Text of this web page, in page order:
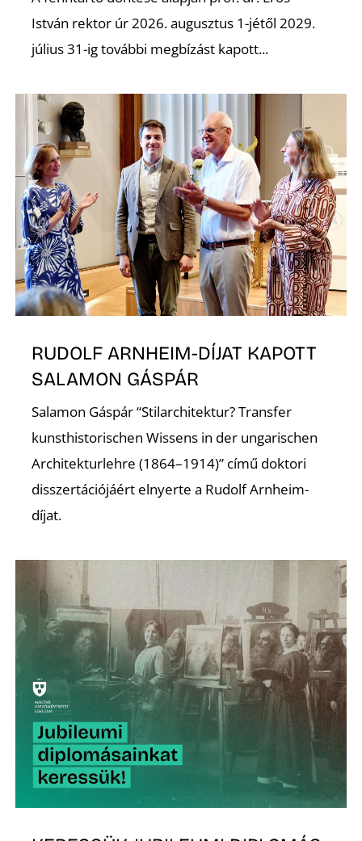
István rektor úr 2026. augusztus 1-jétől 2029.
július 31-ig további megbízást kapott...
RUDOLF ARNHEIM-DÍJAT KAPOTT
SALAMON GÁSPÁR
Salamon Gáspár “Stilarchitektur? Transfer
kunsthistorischen Wissens in der ungarischen
Architekturlehre (1864–1914)” című doktori
disszertációjáért elnyerte a Rudolf Arnheim-
díjat.